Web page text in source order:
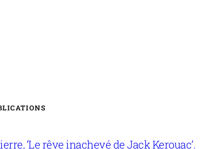
‘Le rêve inachevé de Jack Kerouac’.